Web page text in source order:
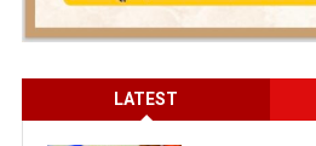
LATEST